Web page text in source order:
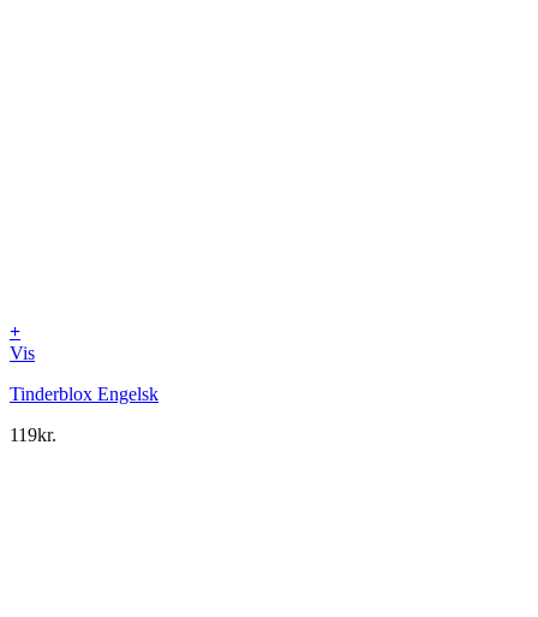
+
Vis
Tinderblox Engelsk
119kr.